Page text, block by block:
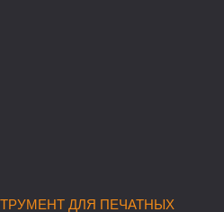
ДЛЯ ПЕЧАТНЫХ